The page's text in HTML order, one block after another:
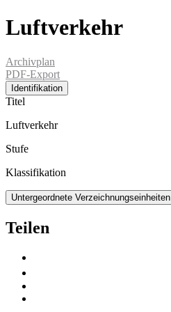
Luftverkehr
Archivplan
PDF-Export
Identifikation
Titel
Luftverkehr
Stufe
Klassifikation
Untergeordnete Verzeichnungseinheiten
Teilen